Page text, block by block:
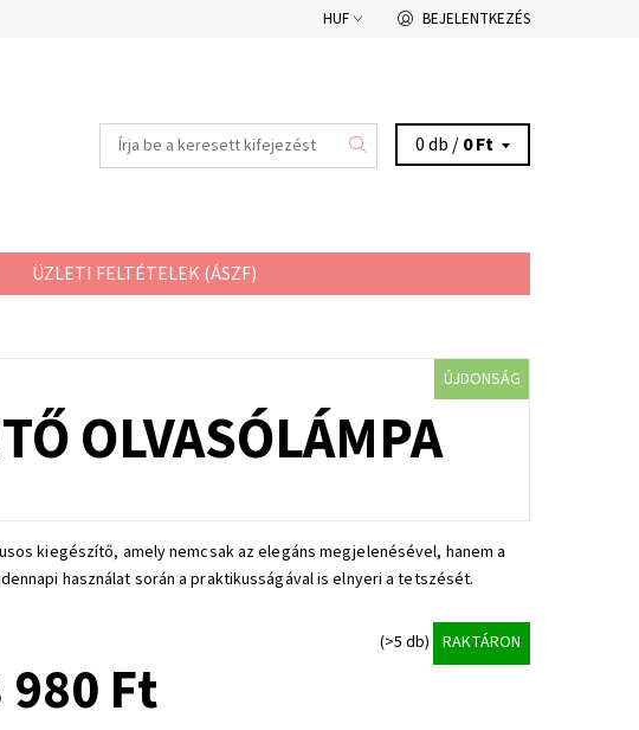
HUF BEJELENTKEZÉS
0 db /0 Ft
ÜZLETI FELTÉTELEK (ÁSZF)
ÚJDONSÁG
OLVASÓLÁMPA
kiegészítő, amely nemcsak az elegáns megjelenésével, hanem a
használat során a praktikusságával is elnyeri a tetszését.
(>5 db) RAKTÁRON
980 Ft